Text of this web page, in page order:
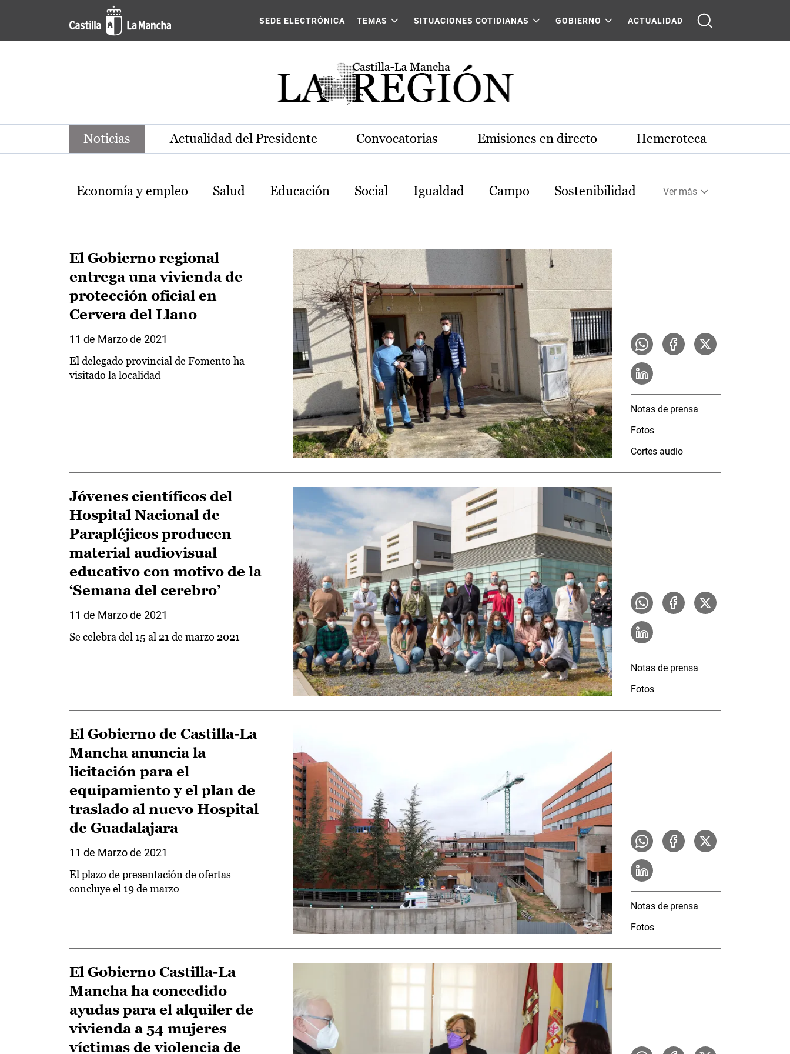
Pasar al contenido principal
Noticias de la región de Castilla-La Mancha
SEDE ELECTRÓNICA TEMAS SITUACIONES COTIDIANAS GOBIERNO ACTUALIDAD
Noticias Actualidad del Presidente Convocatorias Emisiones en directo Hemeroteca
Temas
Economía y empleo Salud Educación Social Igualdad Campo Sostenibilidad Ver más
El Gobierno regional
entrega una vivienda de
protección oficial en
Cervera del Llano
11 de Marzo de 2021
El delegado provincial de Fomento ha
visitado la localidad
Notas de prensa
Fotos
Cortes audio
Jóvenes científicos del
Hospital Nacional de
Parapléjicos producen
material audiovisual
educativo con motivo de la
‘Semana del cerebro’
11 de Marzo de 2021
Se celebra del 15 al 21 de marzo 2021
Notas de prensa
Fotos
El Gobierno de Castilla-La
Mancha anuncia la
licitación para el
equipamiento y el plan de
traslado al nuevo Hospital
de Guadalajara
11 de Marzo de 2021
El plazo de presentación de ofertas
concluye el 19 de marzo
Notas de prensa
Fotos
El Gobierno Castilla-La
Mancha ha concedido
ayudas para el alquiler de
vivienda a 54 mujeres
víctimas de violencia de